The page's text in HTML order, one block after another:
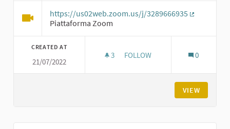
https://us02web.zoom.us/j/3289666935
Piattaforma Zoom
CREATED AT
21/07/2022
3 3 FOLLOWERS
FOLLOW 0
VIEW